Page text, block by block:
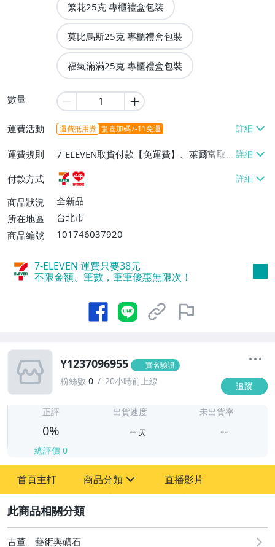
繁花25克 專櫃禮盒包裝
莫比烏斯25克 專櫃禮盒包裝
福氣滿滿25克 專櫃禮盒包裝
數量
運費活動 運費抵用券 驚喜加碼7-11免運
運費規則
7-ELEVEN取貨付款【免運費】、萊爾富取
貨付款【免運費】
付款方式
商品狀況
全新品
所在地區
台北市
商品編號
101746037920
7-ELEVEN 運費只要38元
不限金額、筆數，筆筆優惠無限次！
Y1237096955 實名驗證
粉絲數 0 20小時前上線 追蹤
正評
0%
總評價 0
出貨速度
-- 天
未出貨率
--
首頁主打 商品分類 直播影片
古董、藝術與礦石